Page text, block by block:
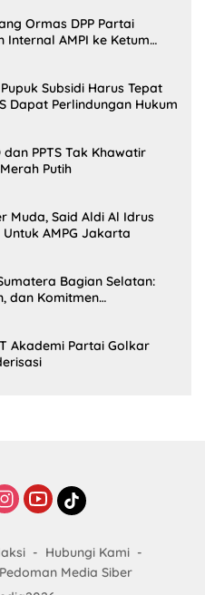
Ormas DPP Partai
AMPI ke Ketum
Subsidi Harus Tepat
Dapat Perlindungan Hukum
PPTS Tak Khawatir
Putih
Muda, Said Aldi Al Idrus
AMPG Jakarta
Bagian Selatan:
dan Komitmen
Akademi Partai Golkar
Hubungi Kami
Pedoman Media Siber